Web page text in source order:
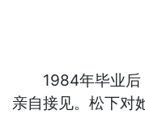
1984年毕业后，
亲自接见。松下对